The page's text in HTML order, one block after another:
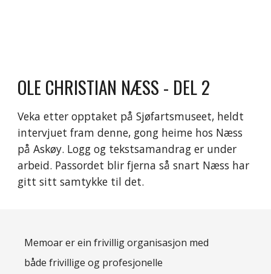
OLE CHRISTIAN NÆSS - DEL 2
Veka etter opptaket på Sjøfartsmuseet, heldt
intervjuet fram denne, gong heime hos Næss
på Askøy. Logg og tekstsamandrag er under
arbeid. Passordet blir fjerna så snart Næss har
gitt sitt samtykke til det.
Memoar er ein frivillig organisasjon med
både frivillige og profesjonelle